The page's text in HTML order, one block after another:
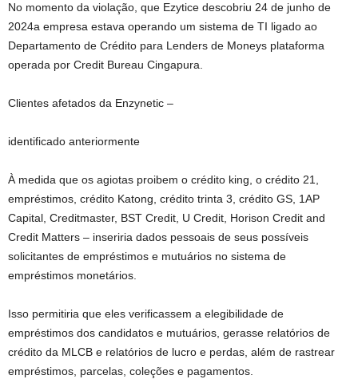
No momento da violação, que Ezytice descobriu 24 de junho de
2024a empresa estava operando um sistema de TI ligado ao
Departamento de Crédito para Lenders de Moneys plataforma
operada por Credit Bureau Cingapura
Clientes afetados da Enzynetic –
identificado anteriormente
À medida que os agiotas proibem o crédito king, o crédito 21,
empréstimos, crédito Katong, crédito trinta 3, crédito GS, 1AP
Capital, Creditmaster, BST Credit, U Credit, Horison Credit and
Credit Matters – inseriria dados pessoais de seus possíveis
solicitantes de empréstimos e mutuários no sistema de
empréstimos monetários.
Isso permitiria que eles verificassem a elegibilidade de
empréstimos dos candidatos e mutuários, gerasse relatórios de
crédito da MLCB e relatórios de lucro e perdas, além de rastrear
empréstimos, parcelas, coleções e pagamentos.